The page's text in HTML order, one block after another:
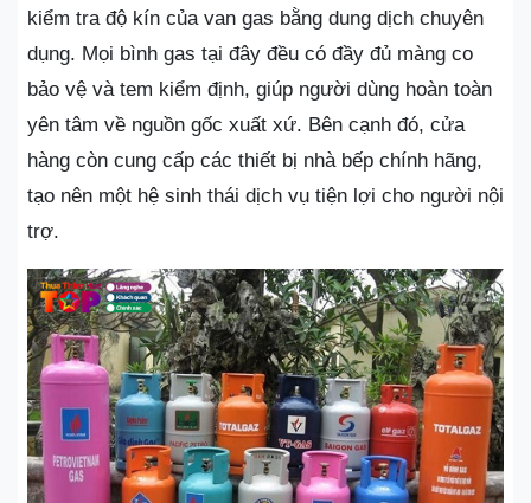
kiểm tra độ kín của van gas bằng dung dịch chuyên
dụng. Mọi bình gas tại đây đều có đầy đủ màng co
bảo vệ và tem kiểm định, giúp người dùng hoàn toàn
yên tâm về nguồn gốc xuất xứ. Bên cạnh đó, cửa
hàng còn cung cấp các thiết bị nhà bếp chính hãng,
tạo nên một hệ sinh thái dịch vụ tiện lợi cho người nội
trợ.